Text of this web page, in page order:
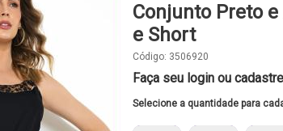
Conjunto Preto
e Short
Código: 3506920
Faça seu login ou
Selecione a quantidade para